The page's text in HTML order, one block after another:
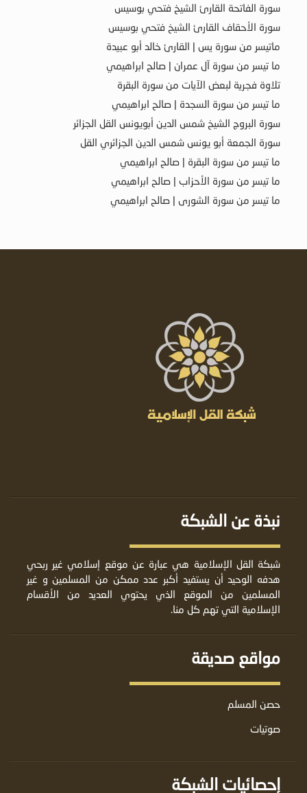
سورة الفاتحة القارئ الشيخ فتحي بوسيس
سورة الأحقاف القارئ الشيخ فتحي بوسيس
ماتيسر من سورة يس | القارئ خالد أبو عبيدة
ما تيسر من سورة آل عمران | صالح ابراهيمي
تلاوة فجرية لبعض الآيات من سورة البقرة
ما تيسر من سورة السجدة | صالح ابراهيمي
سورة البروج الشيخ شمس الدين أبويونس القل الجزائر
سورة الجمعة أبو يونس شمس الدين الجزائري القل
ما تيسر من سورة البقرة | صالح ابراهيمي
ما تيسر من سورة الأحزاب | صالح ابراهيمي
ما تيسر من سورة الشورى | صالح ابراهيمي
نبذة عن الشبكة
شبكة القل الإسلامية هي عبارة عن موقع إسلامي غير ربحي
هدفه الوحيد أن يستفيد أكبر عدد ممكن من المسلمين و غير
المسلمين من الموقع الذي يحتوي العديد من الأقسام
الإسلامية التي تهم كل منا.
مواقع صديقة
حصن المسلم
صوتيات
إحصائيات الشبكة